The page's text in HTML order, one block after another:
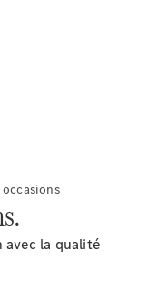
avec la qualité